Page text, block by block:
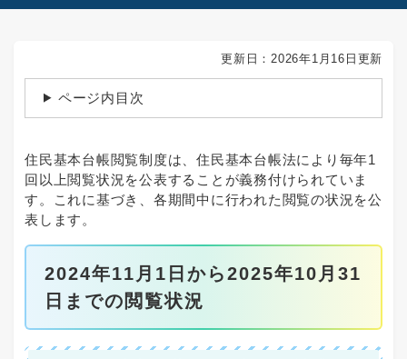
更新日：2026年1月16日更新
ページ内目次
住民基本台帳閲覧制度は、住民基本台帳法により毎年1
回以上閲覧状況を公表することが義務付けられていま
す。これに基づき、各期間中に行われた閲覧の状況を公
表します。
2024年11月1日から2025年10月31
日までの閲覧状況